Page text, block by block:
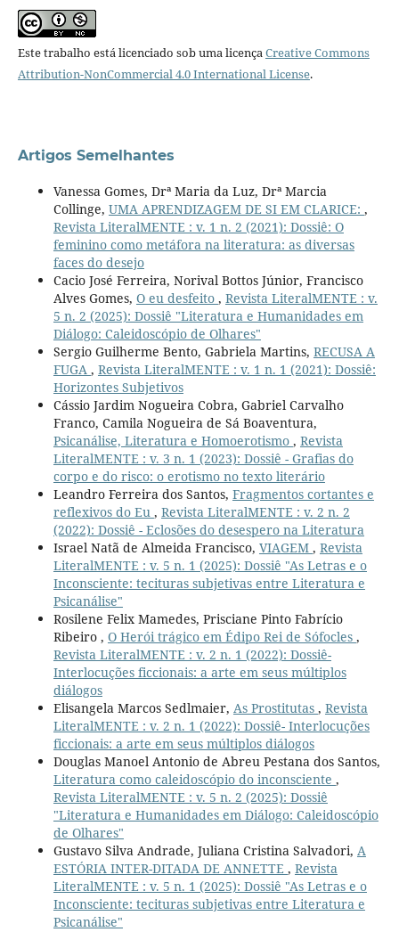
Este trabalho está licenciado sob uma licençaCreative Commons
Attribution-NonCommercial 4.0 International License.
Artigos Semelhantes
Vanessa Gomes, Drª Maria da Luz, Drª Marcia
Collinge, UMA APRENDIZAGEM DE SI EM CLARICE: ,
Revista LiteralMENTE : v. 1 n. 2 (2021): Dossiê: O
feminino como metáfora na literatura: as diversas
faces do desejo
Cacio José Ferreira, Norival Bottos Júnior, Francisco
Alves Gomes, O eu desfeito , Revista LiteralMENTE : v.
5 n. 2 (2025): Dossiê "Literatura e Humanidades em
Diálogo: Caleidoscópio de Olhares"
Sergio Guilherme Bento, Gabriela Martins, RECUSA A
FUGA , Revista LiteralMENTE : v. 1 n. 1 (2021): Dossiê:
Horizontes Subjetivos
Cássio Jardim Nogueira Cobra, Gabriel Carvalho
Franco, Camila Nogueira de Sá Boaventura,
Psicanálise, Literatura e Homoerotismo , Revista
LiteralMENTE : v. 3 n. 1 (2023): Dossiê - Grafias do
corpo e do risco: o erotismo no texto literário
Leandro Ferreira dos Santos, Fragmentos cortantes e
reflexivos do Eu , Revista LiteralMENTE : v. 2 n. 2
(2022): Dossiê - Eclosões do desespero na Literatura
Israel Natã de Almeida Francisco, VIAGEM , Revista
LiteralMENTE : v. 5 n. 1 (2025): Dossiê "As Letras e o
Inconsciente: tecituras subjetivas entre Literatura e
Psicanálise"
Rosilene Felix Mamedes, Prisciane Pinto Fabrício
Ribeiro , O Herói trágico em Édipo Rei de Sófocles ,
Revista LiteralMENTE : v. 2 n. 1 (2022): Dossiê-
Interlocuções ficcionais: a arte em seus múltiplos
diálogos
Elisangela Marcos Sedlmaier, As Prostitutas , Revista
LiteralMENTE : v. 2 n. 1 (2022): Dossiê- Interlocuções
ficcionais: a arte em seus múltiplos diálogos
Douglas Manoel Antonio de Abreu Pestana dos Santos,
Literatura como caleidoscópio do inconsciente ,
Revista LiteralMENTE : v. 5 n. 2 (2025): Dossiê
"Literatura e Humanidades em Diálogo: Caleidoscópio
de Olhares"
Gustavo Silva Andrade, Juliana Cristina Salvadori, A
ESTÓRIA INTER-DITADA DE ANNETTE , Revista
LiteralMENTE : v. 5 n. 1 (2025): Dossiê "As Letras e o
Inconsciente: tecituras subjetivas entre Literatura e
Psicanálise"